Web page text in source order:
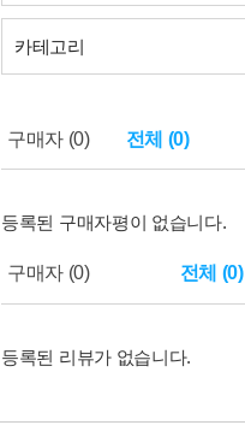
카테고리
구매자 (0) 전체 (0)
등록된 구매자평이 없습니다.
구매자 (0) 전체 (0)
등록된 리뷰가 없습니다.